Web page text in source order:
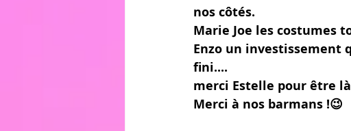
nos côtés.
Marie Joe les costumes
Enzo un investissement
fini....
merci Estelle pour être
Merci à nos barmans !😉